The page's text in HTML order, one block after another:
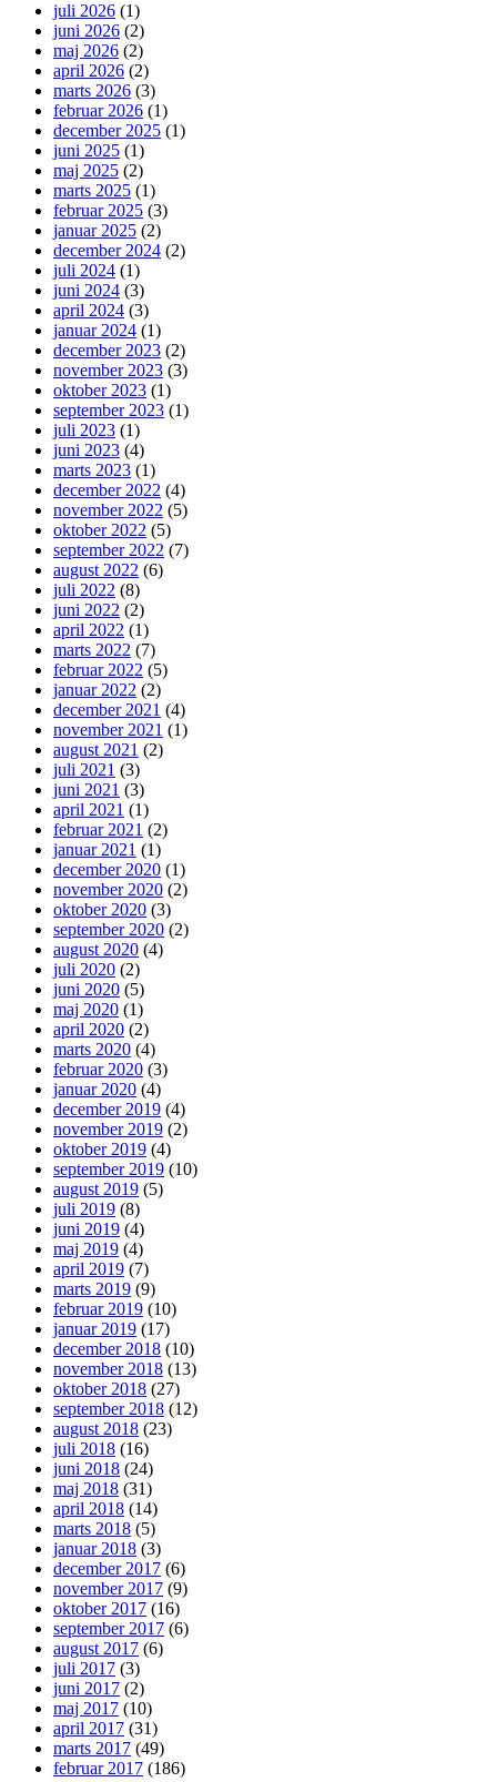
juli 2026 (1)
juni 2026 (2)
maj 2026 (2)
april 2026 (2)
marts 2026 (3)
februar 2026 (1)
december 2025 (1)
juni 2025 (1)
maj 2025 (2)
marts 2025 (1)
februar 2025 (3)
januar 2025 (2)
december 2024 (2)
juli 2024 (1)
juni 2024 (3)
april 2024 (3)
januar 2024 (1)
december 2023 (2)
november 2023 (3)
oktober 2023 (1)
september 2023 (1)
juli 2023 (1)
juni 2023 (4)
marts 2023 (1)
december 2022 (4)
november 2022 (5)
oktober 2022 (5)
september 2022 (7)
august 2022 (6)
juli 2022 (8)
juni 2022 (2)
april 2022 (1)
marts 2022 (7)
februar 2022 (5)
januar 2022 (2)
december 2021 (4)
november 2021 (1)
august 2021 (2)
juli 2021 (3)
juni 2021 (3)
april 2021 (1)
februar 2021 (2)
januar 2021 (1)
december 2020 (1)
november 2020 (2)
oktober 2020 (3)
september 2020 (2)
august 2020 (4)
juli 2020 (2)
juni 2020 (5)
maj 2020 (1)
april 2020 (2)
marts 2020 (4)
februar 2020 (3)
januar 2020 (4)
december 2019 (4)
november 2019 (2)
oktober 2019 (4)
september 2019 (10)
august 2019 (5)
juli 2019 (8)
juni 2019 (4)
maj 2019 (4)
april 2019 (7)
marts 2019 (9)
februar 2019 (10)
januar 2019 (17)
december 2018 (10)
november 2018 (13)
oktober 2018 (27)
september 2018 (12)
august 2018 (23)
juli 2018 (16)
juni 2018 (24)
maj 2018 (31)
april 2018 (14)
marts 2018 (5)
januar 2018 (3)
december 2017 (6)
november 2017 (9)
oktober 2017 (16)
september 2017 (6)
august 2017 (6)
juli 2017 (3)
juni 2017 (2)
maj 2017 (10)
april 2017 (31)
marts 2017 (49)
februar 2017 (186)